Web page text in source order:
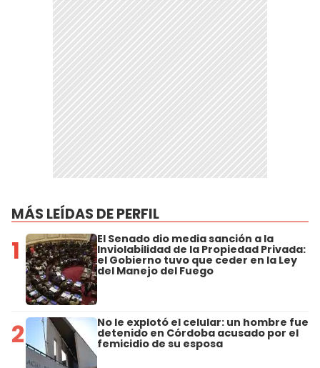
MÁS LEÍDAS DE PERFIL
1 El Senado dio media sanción a la
Inviolabilidad de la Propiedad Privada:
el Gobierno tuvo que ceder en la Ley
del Manejo del Fuego
2 No le explotó el celular: un hombre fue
detenido en Córdoba acusado por el
femicidio de su esposa